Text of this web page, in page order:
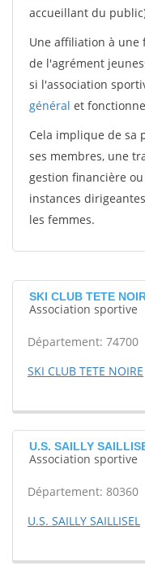
accueillant du
Une affiliation à
de l'agrément
si l'association
général et
Cela implique de sa
ses membres, une
gestion financière
instances
les femmes.
SKI CLUB TETE
Association sportive
Département: 74700
SKI CLUB TETE NOIRE
U.S. SAILLY
Association sportive
Département: 80360
U.S. SAILLY SAILLISEL